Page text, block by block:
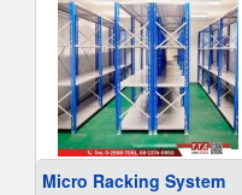
Micro Racking System